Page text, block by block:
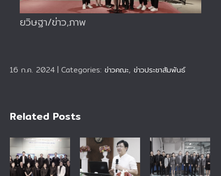
ยวิษฐา/ข่าว,ภาพ
16 ก.ค. 2024 | Categories: ข่าวคณะ, ข่าวประชาสัมพันธ์
Related Posts